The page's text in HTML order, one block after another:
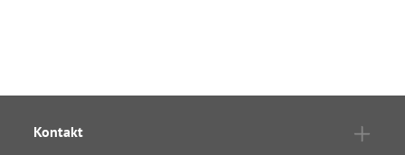
Kontakt